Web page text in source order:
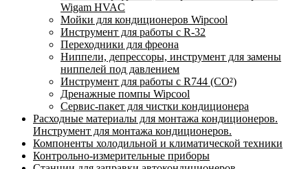
Wigam HVAC
Мойки для кондиционеров Wipcool
Инструмент для работы с R-32
Переходники для фреона
Ниппели, депрессоры, инструмент для замены
ниппелей под давлением
Инструмент для работы с R744 (CO²)
Дренажные помпы Wipcool
Сервис-пакет для чистки кондиционера
Расходные материалы для монтажа кондиционеров.
Инструмент для монтажа кондиционеров.
Компоненты холодильной и климатической техники
Контрольно-измерительные приборы